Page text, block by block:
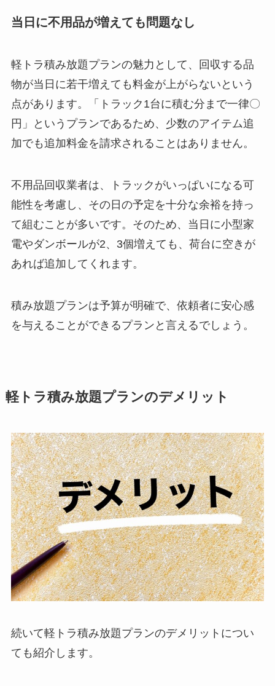
当日に不用品が増えても問題なし
軽トラ積み放題プランの魅力として、回収する品
物が当日に若干増えても料金が上がらないという
点があります。「トラック1台に積む分まで一律〇
円」というプランであるため、少数のアイテム追
加でも追加料金を請求されることはありません。
不用品回収業者は、トラックがいっぱいになる可
能性を考慮し、その日の予定を十分な余裕を持っ
て組むことが多いです。そのため、当日に小型家
電やダンボールが2、3個増えても、荷台に空きが
あれば追加してくれます。
積み放題プランは予算が明確で、依頼者に安心感
を与えることができるプランと言えるでしょう。
軽トラ積み放題プランのデメリット
続いて軽トラ積み放題プランのデメリットについ
ても紹介します。